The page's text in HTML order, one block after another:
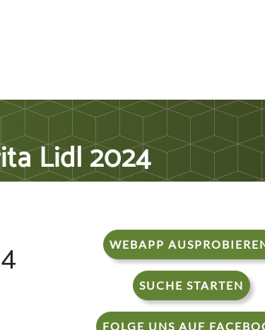
Lidl 2024
WEBAPP
SUCHE STARTEN
FOLGE UNS AUF